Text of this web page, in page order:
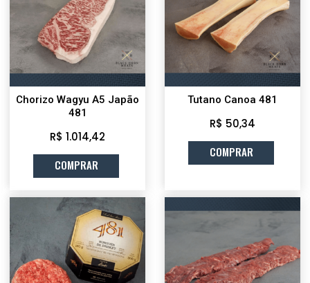
Chorizo Wagyu A5 Japão
481
R$ 1.014,42
COMPRAR
Tutano Canoa 481
R$ 50,34
COMPRAR